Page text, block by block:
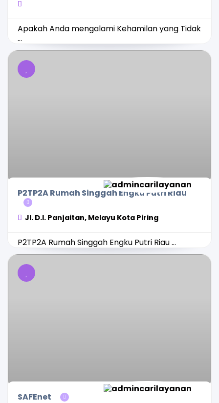
Apakah Anda mengalami Kehamilan yang Tidak
...
P2TP2A Rumah Singgah Engku Putri Riau
Jl. D.I. Panjaitan, Melayu Kota Piring
P2TP2A Rumah Singgah Engku Putri Riau ...
SAFEnet